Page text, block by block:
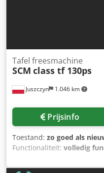
Juszczyn 1.046 km
Tafel freesmachine
SCM class tf 130ps
Prijsinfo
Toestand: zo goed als
Functionaliteit: volledig
bovenfrees Spil-diameter
op het werkblad Totale